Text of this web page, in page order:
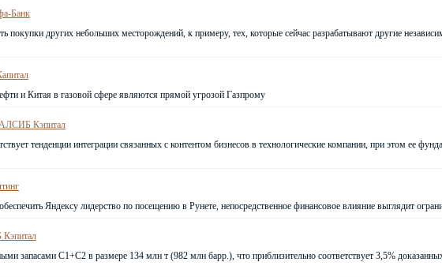
Банк
покупки других небольших месторождений, к примеру, тех, которые сейчас разрабатывают другие
и Китая в газовой сфере являются прямой угрозой Газпрому
Кэпитал
тенденции интеграции связанных с контентом бизнесов в технологические компании, при этом ее
Яндексу лидерство по посещению в Рунете, непосредственное финансовое влияние выглядит
запасами С1+С2 в размере 134 млн т (982 млн барр.), что приблизительно соответствует 3,5%